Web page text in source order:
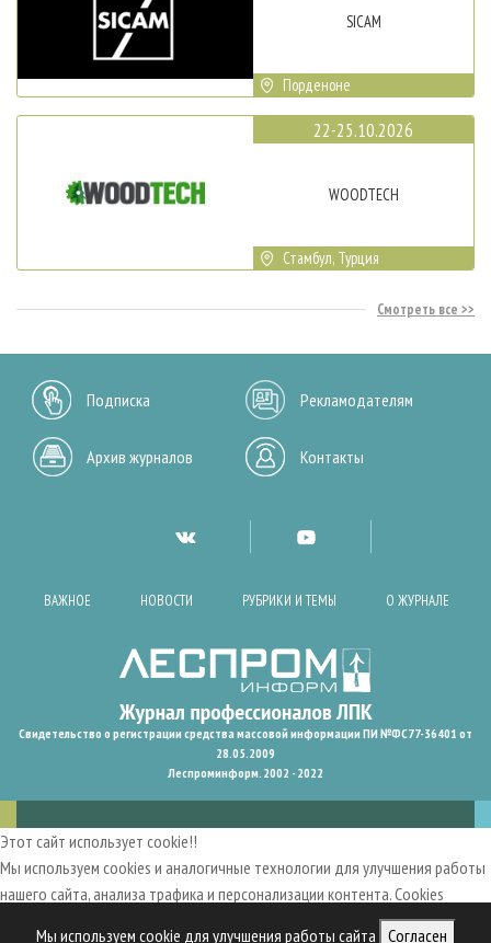
Мы используем cookie для улучшения работы сайта Согласен
SICAM
Порденоне
22-25.10.2026
WOODTECH
Стамбул, Турция
Смотреть все
Подписка Рекламодателям
Архив журналов Контакты
ВАЖНОЕ НОВОСТИ РУБРИКИ И ТЕМЫ О ЖУРНАЛЕ
Свидетельство о регистрации средства массовой информации ПИ №ФС77-36401 от
28.05.2009
Леспроминформ. 2002 - 2022
Этот сайт использует cookie!!
Мы используем cookies и аналогичные технологии для улучшения работы
нашего сайта, анализа трафика и персонализации контента. Cookies